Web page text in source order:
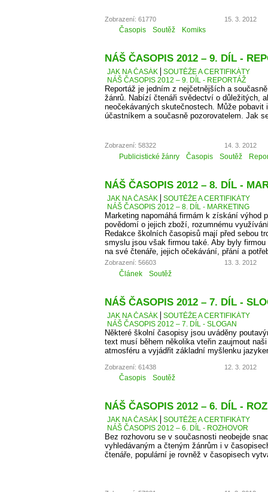
Zobrazení: 61770 15. 3. 2012
Časopis Soutěž Komiks
NÁŠ ČASOPIS 2012 – 9. DÍL -
JAK NA ČASÁK
SOUTĚŽE A CERTIFIKÁTY
NÁŠ ČASOPIS 2012 – 9. DÍL - REPORTÁŽ
Reportáž je jedním z nejčetnějších a
žánrů. Nabízí čtenáři svědectví o důležitých,
neočekávaných skutečnostech. Může pobavit
účastníkem a současně pozorovatelem. Jak
Zobrazení: 58322 14. 3. 2012
Publicistické žánry Časopis Soutěž
NÁŠ ČASOPIS 2012 – 8. DÍL -
JAK NA ČASÁK
SOUTĚŽE A CERTIFIKÁTY
NÁŠ ČASOPIS 2012 – 8. DÍL - MARKETING
Marketing napomáhá firmám k získání výhod
povědomí o jejich zboží, rozumnému
Redakce školních časopisů mají před sebou
smyslu jsou však firmou také. Aby byly
na své čtenáře, jejich očekávání, přání a
Zobrazení: 56603 13. 3. 2012
Článek Soutěž
NÁŠ ČASOPIS 2012 – 7. DÍL -
JAK NA ČASÁK
SOUTĚŽE A CERTIFIKÁTY
NÁŠ ČASOPIS 2012 – 7. DÍL - SLOGAN
Některé školní časopisy jsou uváděny
text musí během několika vteřin zaujmout
atmosféru a vyjádřit základní myšlenku
Zobrazení: 61438 12. 3. 2012
Časopis Soutěž
NÁŠ ČASOPIS 2012 – 6. DÍL -
JAK NA ČASÁK
SOUTĚŽE A CERTIFIKÁTY
NÁŠ ČASOPIS 2012 – 6. DÍL - ROZHOVOR
Bez rozhovoru se v současnosti neobejde
vyhledávaným a čteným žánrům i v
čtenáře, populární je rovněž v časopisech